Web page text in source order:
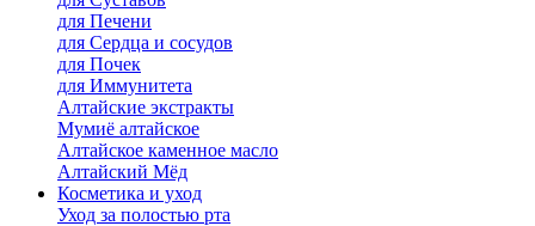
для Печени
для Сердца и сосудов
для Почек
для Иммунитета
Алтайские экстракты
Мумиё алтайское
Алтайское каменное масло
Алтайский Мёд
Косметика и уход
Уход за полостью рта